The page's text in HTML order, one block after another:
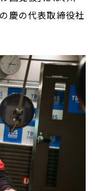
慶の代表取締役社